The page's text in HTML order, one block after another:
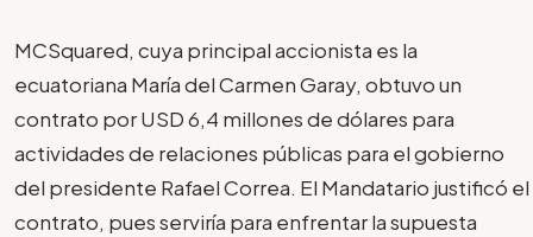
MCSquared, cuya principal accionista es la
ecuatoriana María del Carmen Garay, obtuvo un
contrato por USD 6,4 millones de dólares para
actividades de relaciones públicas para el gobierno
del presidente Rafael Correa. El Mandatario justificó el
contrato, pues serviría para enfrentar la supuesta